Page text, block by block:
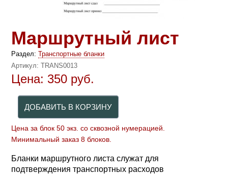
Маршрутный лист
Раздел:Транспортные бланки
Артикул:TRANS0013
Цена: 350 руб.
Цена за блок 50 экз. со сквозной нумерацией.
Минимальный заказ 8 блоков.
Бланки маршрутного листа служат для
подтверждения транспортных расходов